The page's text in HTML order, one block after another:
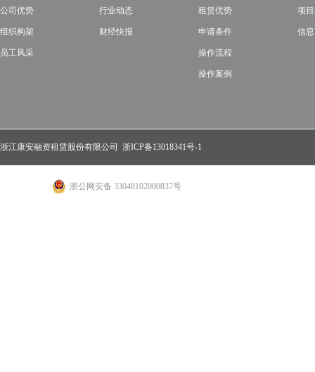
公司优势
组织构架
员工风采
行业动态
财经快报
租赁优势
申请条件
操作流程
操作案例
项
信
浙江康安融资租赁股份有限公司 浙ICP备13018341号-1
浙公网安备 33048102000837号